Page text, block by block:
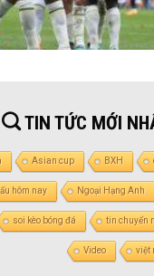
TIN TỨC MỚI
Asian cup BXH
hôm nay Ngoại Hạng Anh
soi kèo bóng đá tin chuyển
Video việt